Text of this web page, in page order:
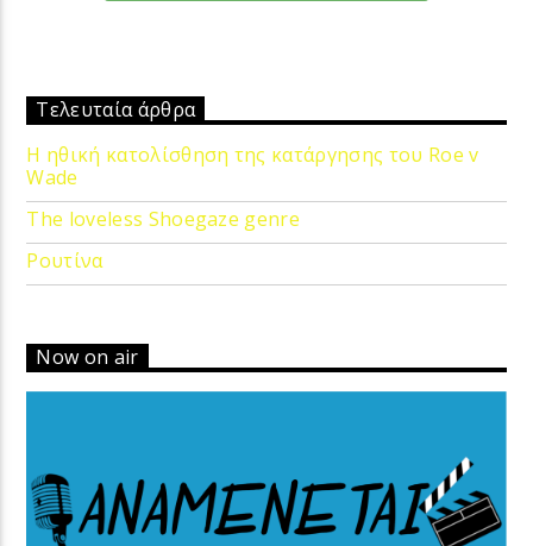
Τελευταία άρθρα
Η ηθική κατολίσθηση της κατάργησης του Roe v
Wade
The loveless Shoegaze genre
Ρουτίνα
Now on air